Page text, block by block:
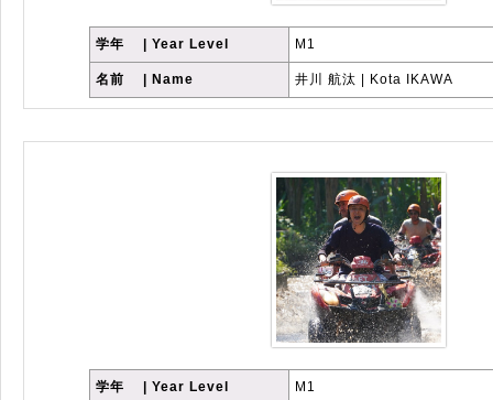
学年 | Year Level M1
名前 | Name 井川 航汰 | Kota IKAWA
学年 | Year Level M1